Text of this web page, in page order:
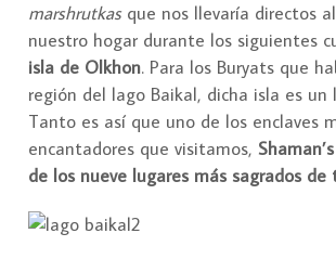
marshrutkasque nos llevaría directos
nuestro hogar durante los siguientes
isla de Olkhon. Para los Buryats que
región del lago Baikal, dicha isla es un
Tanto es así que uno de los enclaves
encantadores que visitamos,
de los nueve lugares más sagrados de